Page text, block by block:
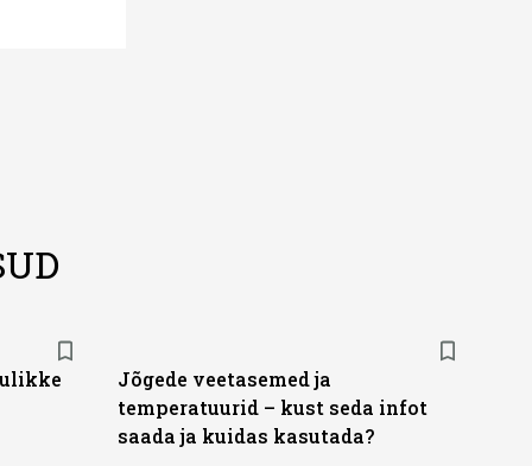
Jõgede veetasemed ja
temperatuurid – kust seda infot
saada ja kuidas kasutada?